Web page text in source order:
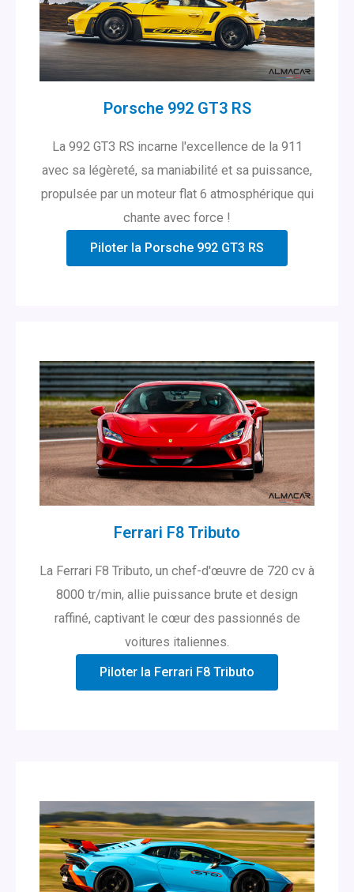
Porsche 992 GT3 RS
La 992 GT3 RS incarne l'excellence de la 911
avec sa légèreté, sa maniabilité et sa puissance,
propulsée par un moteur flat 6 atmosphérique qui
chante avec force !
Piloter la Porsche 992 GT3 RS
Ferrari F8 Tributo
La Ferrari F8 Tributo, un chef-d'œuvre de 720 cv à
8000 tr/min, allie puissance brute et design
raffiné, captivant le cœur des passionnés de
voitures italiennes.
Piloter la Ferrari F8 Tributo